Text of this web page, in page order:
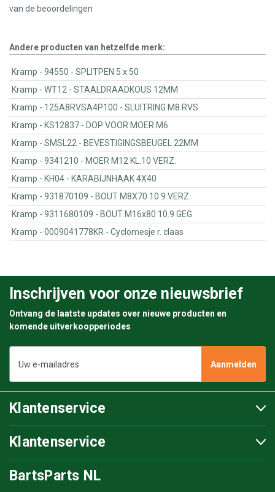
van de beoordelingen
Andere producten van hetzelfde merk:
Kramp - 94550 - SPLITPEN 5 x 50
Kramp - WT12 - STAALDRAADKOUS 12MM
Kramp - 125A8RVSA4P100 - SLUITRING M8 RVS
Kramp - KS12837 - DOP VOOR MOER M6
Kramp - SMSL22 - BEVESTIGINGSBEUGEL 22MM
Kramp - 9341210 - MOER M12 KL.10 VERZ.
Kramp - KH04 - KARABIJNHAAK 4X40
Kramp - 931870109 - BOUT M8X70 10.9 VERZ
Kramp - 9311680109 - BOUT M16x80 10.9 GEG
Kramp - 0009041778KR - Cyclomesje r. claas
Inschrijven voor onze nieuwsbrief
Ontvang de laatste updates over nieuwe producten en
komende uitverkoopperiodes
mailadres
Klantenservice
Klantenservice
BartsParts NL